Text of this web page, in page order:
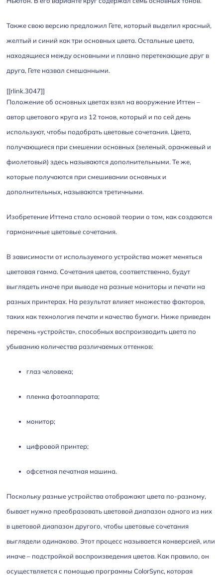
Также свою версию предложил Гете, который выделил красный,
желтый и синий как три основных цвета. Остальные цвета,
находящиеся между основными и плавно перетекающие друг в
друга, Гете назвал смешанными.
[[rlink.3047]]
Положение об основных цветах взял на вооружение Иттен –
автор цветового круга из 12 тонов, который и по сей день
используют, чтобы подобрать цветовые сочетания. Цвета,
получающиеся при смешении основных (зеленый, оранжевый и
фиолетовый) здесь называются дополнительными. Те же,
которые получаются при смешивании основных и
дополнительных, называются третичными.
Изобретение Иттена стало основой теории о том, как создаются
гармоничные цветовые сочетания.
В зависимости от используемого устройства может меняться
цветовая гамма. Сочетания цветов, соответственно, будут
выглядеть иначе при выводе на разные мониторы и печати на
разных принтерах. На результат влияет множество факторов,
таких как технология печати и качество бумаги. Ниже приведен
перечень «устройств», способных воспроизводить цвета по
убыванию количества различаемых оттенков:
глаз человека;
пленка фотоаппарата;
монитор;
цифровой принтер;
офсетная печатная машина.
Поскольку разные устройства отображают цвета по-разному,
бывает нужно преобразовать цветовой диапазон одного из них
в цветовой диапазон другого, чтобы цветовые сочетания
выглядели одинаково. Этот процесс называется конверсией, или
иначе – подстройкой воспроизведения цветов. Как правило, он
осуществляется с помощью программы ColorSync, которая